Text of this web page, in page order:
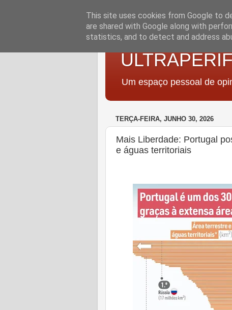
Um espaço pessoal de
TERÇA-FEIRA, JUNHO 30, 2026
Mais Liberdade: Portugal
e águas territoriais
This site uses cookies from Google to
are shared with Google along with
statistics, and to detect and address